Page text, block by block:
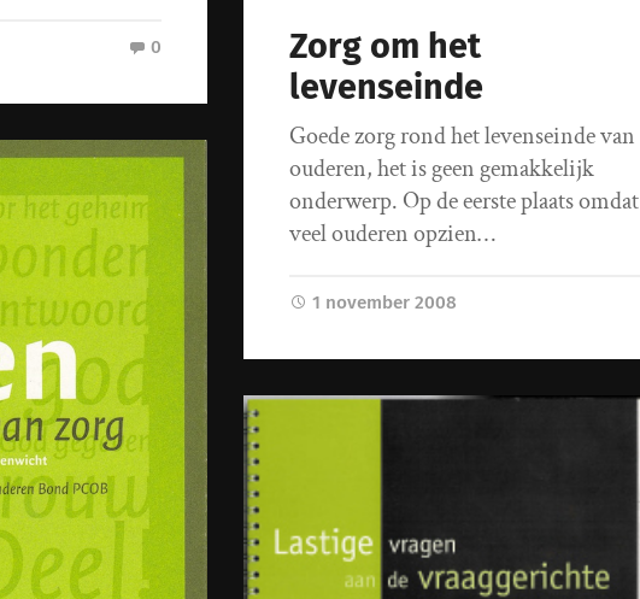
0
Zorg om het
levenseinde
Goede zorg rond het levenseinde van
ouderen, het is geen gemakkelijk
onderwerp. Op de eerste plaats omdat
veel ouderen opzien…
1 november 2008